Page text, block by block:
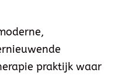
praktijk waar